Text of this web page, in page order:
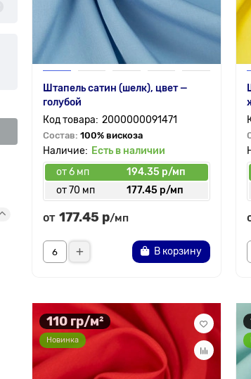
Штапель сатин (шелк), цвет —
голубой
2000000091471
Состав: 100% вискоза
Есть в наличии
от 6 мп
194.35 р/мп
от 70 мп
177.45 р/мп
от 177.45 р/мп
В корзину
110 гр/м²
Новинка